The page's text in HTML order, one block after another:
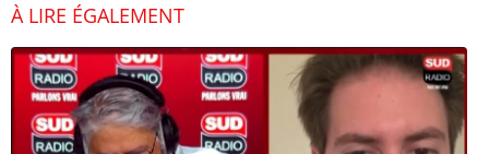
À LIRE ÉGALEMENT